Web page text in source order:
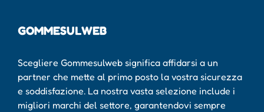
GOMMESULWEB
Scegliere Gommesulweb significa affidarsi a un
partner che mette al primo posto la vostra sicurezza
e soddisfazione. La nostra vasta selezione include i
migliori marchi del settore, garantendovi sempre